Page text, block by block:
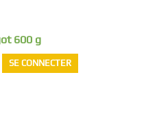
600 g
SE CONNECTER